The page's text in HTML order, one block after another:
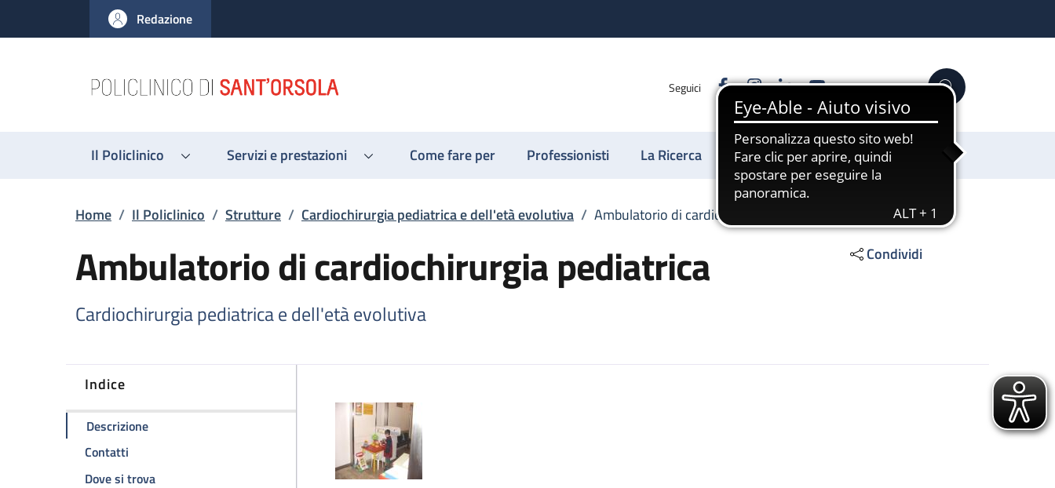
al contenuto principale
to footer content
Redazione
Seguici FacebookInstagram
LinkedinYouTube Cerca
Il Policlinico Servizi e prestazioni Come fare per Professionisti La Ricerca Sostienici
Briciole di pane
Home / Il Policlinico / Strutture / Cardiochirurgia pediatrica e dell'età evolutiva / Ambulatorio di cardiochirurgia pediatrica
Ambulatorio di cardiochirurgia pediatrica
Cardiochirurgia pediatrica e dell'età evolutiva
Condividi
Indice
Descrizionedella pagina Ambulatorio di cardiochirurgia pediatrica
Contatti della pagina Ambulatorio di cardiochirurgia pediatrica
Dove si trovadella pagina Ambulatorio di cardiochirurgia pediatrica
Descrizione